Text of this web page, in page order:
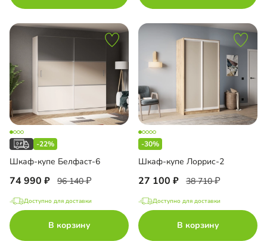
-22%
Шкаф-купе Белфаст-6
74 990 96 140
Доступно для доставки
В корзину
-30%
Шкаф-купе Лоррис-2
27 100 38 710
Доступно для доставки
В корзину